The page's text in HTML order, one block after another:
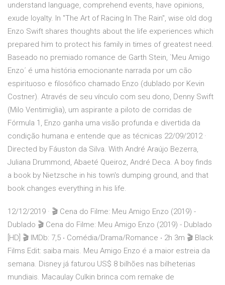
understand language, comprehend events, have opinions,
exude loyalty. In "The Art of Racing In The Rain", wise old dog
Enzo Swift shares thoughts about the life experiences which
prepared him to protect his family in times of greatest need.
Baseado no premiado romance de Garth Stein, `Meu Amigo
Enzo´ é uma história emocionante narrada por um cão
espirituoso e filosófico chamado Enzo (dublado por Kevin
Costner). Através de seu vínculo com seu dono, Denny Swift
(Milo Ventimiglia), um aspirante a piloto de corridas de
Fórmula 1, Enzo ganha uma visão profunda e divertida da
condição humana e entende que as técnicas 22/09/2012 ·
Directed by Fáuston da Silva. With André Araújo Bezerra,
Juliana Drummond, Abaeté Queiroz, André Deca. A boy finds
a book by Nietzsche in his town's dumping ground, and that
book changes everything in his life.
12/12/2019 · 🎬 Cena do Filme: Meu Amigo Enzo (2019) -
Dublado 🎬 Cena do Filme: Meu Amigo Enzo (2019) - Dublado
[HD] 🎬 IMDb: 7,5 ‧ Comédia/Drama/Romance ‧ 2h 3m 🎬 Black
Films Edit: saiba mais. Meu Amigo Enzo é a maior estreia da
semana. Disney já faturou US$ 8 bilhões nas bilheterias
mundiais. Macaulay Culkin brinca com remake de